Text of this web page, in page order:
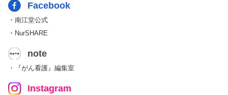
Facebook
・南江堂公式
・NurSHARE
note
・『がん看護』編集室
Instagram